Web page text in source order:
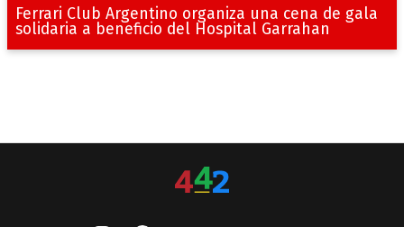
Ferrari Club Argentino organiza una cena de gala
solidaria a beneficio del Hospital Garrahan